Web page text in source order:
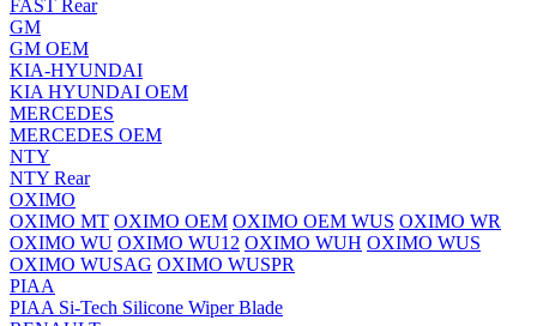
FAST Rear
GM
GM OEM
KIA-HYUNDAI
KIA HYUNDAI OEM
MERCEDES
MERCEDES OEM
NTY
NTY Rear
OXIMO
OXIMO MT OXIMO OEM OXIMO OEM WUS OXIMO WR
OXIMO WU OXIMO WU12 OXIMO WUH OXIMO WUS
OXIMO WUSAG OXIMO WUSPR
PIAA
PIAA Si-Tech Silicone Wiper Blade